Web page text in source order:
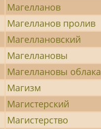
Магелланов
Магелланов пролив
Магеллановский
Магеллановы
Магеллановы облака
Магизм
Магистерский
Магистерство